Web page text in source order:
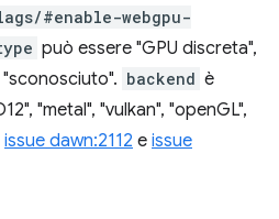
#enable-webgpu-
può essere "GPU discreta",
"sconosciuto". backend è
"metal", "vulkan", "openGL",
issue dawn:2112 e issue